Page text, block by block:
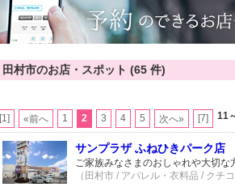
田村市のお店・スポット (65 件)
[1] «前へ 1 2 3 4 5 次へ» [7] 11
サンプラザ ふねひきパーク店
ご家族みなさまのおしゃれや大切
（田村市 / アパレル・衣料品 / クチコ